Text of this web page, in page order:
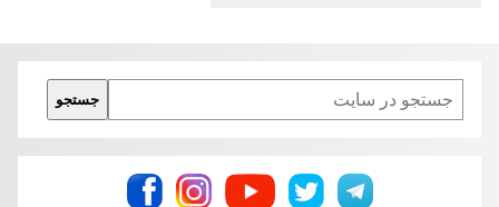
Search
جستجو